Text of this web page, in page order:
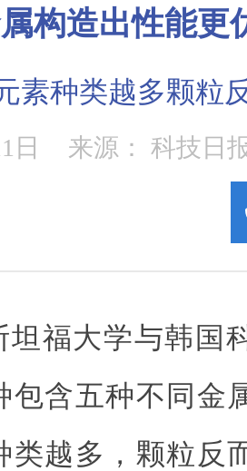
构造出性能更
素种类越多颗粒
日 来源： 科技日
坦福大学与韩国
包含五种不同金
类越多，颗粒反